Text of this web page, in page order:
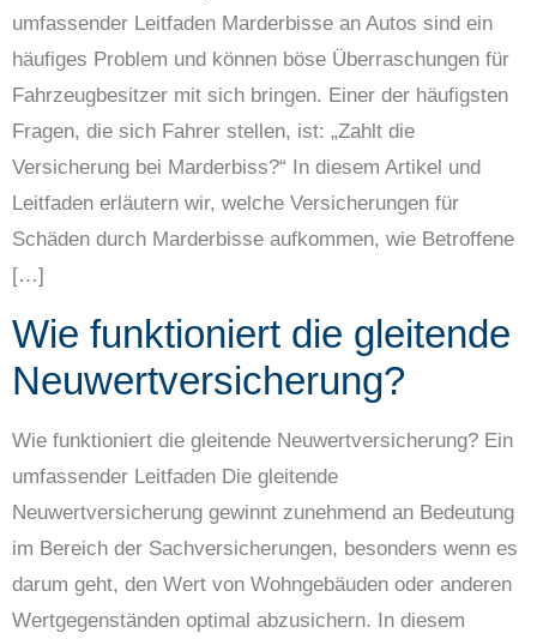
umfassender Leitfaden Marderbisse an Autos sind ein
häufiges Problem und können böse Überraschungen für
Fahrzeugbesitzer mit sich bringen. Einer der häufigsten
Fragen, die sich Fahrer stellen, ist: „Zahlt die
Versicherung bei Marderbiss?“ In diesem Artikel und
Leitfaden erläutern wir, welche Versicherungen für
Schäden durch Marderbisse aufkommen, wie Betroffene
[…]
Wie funktioniert die gleitende
Neuwertversicherung?
Wie funktioniert die gleitende Neuwertversicherung? Ein
umfassender Leitfaden Die gleitende
Neuwertversicherung gewinnt zunehmend an Bedeutung
im Bereich der Sachversicherungen, besonders wenn es
darum geht, den Wert von Wohngebäuden oder anderen
Wertgegenständen optimal abzusichern. In diesem